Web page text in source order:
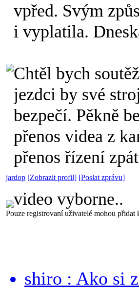
vpřed. Svým
i vyplatila.
Chtěl bych
jezdci by své
bezpečí. Pěkně
přenos videa z
přenos řízení
jardop [Zobrazit profil] [Poslat zprávu]
video vyborne..
Pouze registrovaní uživatelé mohou přidat
shiro : Ako si